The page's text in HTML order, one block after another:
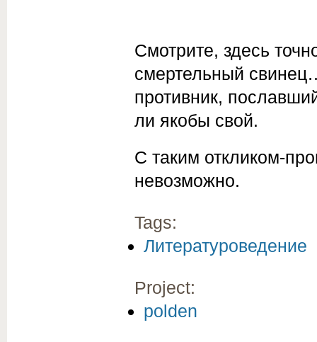
Смотрите, здесь
смертельный
противник,
ли якобы свой.
С таким откликом-
невозможно.
Tags:
Литературоведение
Project:
polden